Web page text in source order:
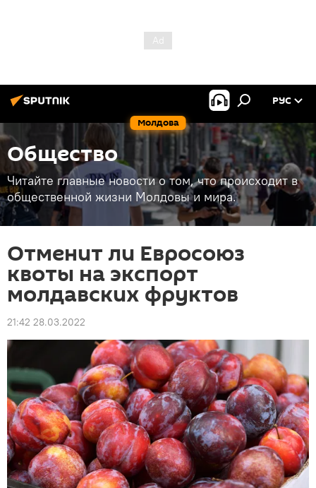
Молдова
РУС
Общество
Читайте главные новости о том, что происходит в
общественной жизни Молдовы и мира.
Отменит ли Евросоюз
квоты на экспорт
молдавских фруктов
21:42 28.03.2022